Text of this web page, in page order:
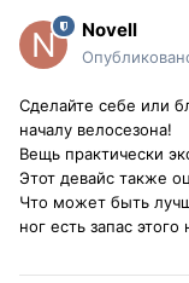
Novell
Сделайте себе или
началу велосезона!
Вещь практически
Этот девайс также
Что может быть
ног есть запас